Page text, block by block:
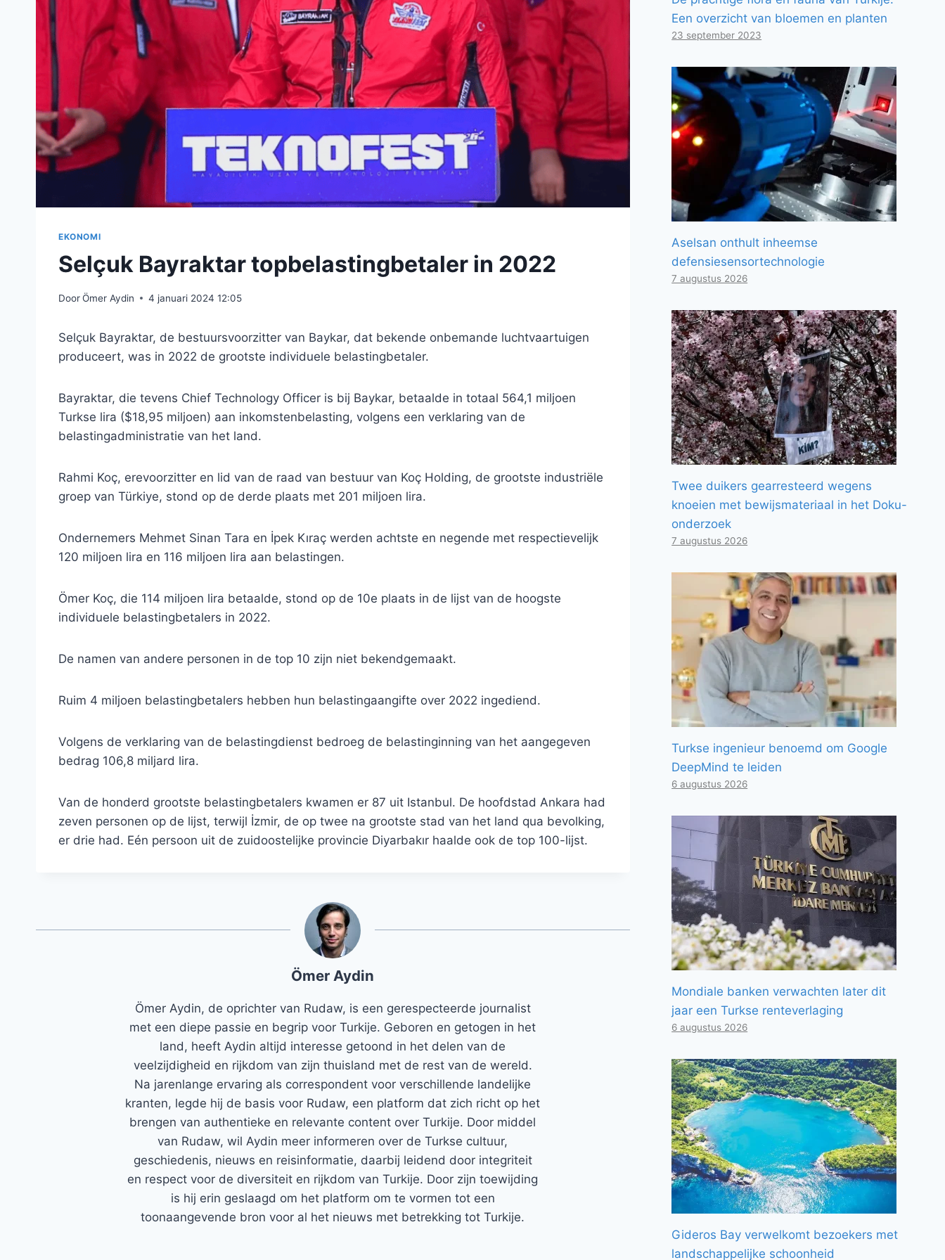
EKONOMI
Selçuk Bayraktar topbelastingbetaler in 2022
DoorÖmer Aydin 4 januari 2024 12:05
Selçuk Bayraktar, de bestuursvoorzitter van Baykar, dat bekende onbemande luchtvaartuigen
produceert, was in 2022 de grootste individuele belastingbetaler.
Bayraktar, die tevens Chief Technology Officer is bij Baykar, betaalde in totaal 564,1 miljoen
Turkse lira ($18,95 miljoen) aan inkomstenbelasting, volgens een verklaring van de
belastingadministratie van het land.
Rahmi Koç, erevoorzitter en lid van de raad van bestuur van Koç Holding, de grootste industriële
groep van Türkiye, stond op de derde plaats met 201 miljoen lira.
Ondernemers Mehmet Sinan Tara en İpek Kıraç werden achtste en negende met respectievelijk
120 miljoen lira en 116 miljoen lira aan belastingen.
Ömer Koç, die 114 miljoen lira betaalde, stond op de 10e plaats in de lijst van de hoogste
individuele belastingbetalers in 2022.
De namen van andere personen in de top 10 zijn niet bekendgemaakt.
Ruim 4 miljoen belastingbetalers hebben hun belastingaangifte over 2022 ingediend.
Volgens de verklaring van de belastingdienst bedroeg de belastinginning van het aangegeven
bedrag 106,8 miljard lira.
Van de honderd grootste belastingbetalers kwamen er 87 uit Istanbul. De hoofdstad Ankara had
zeven personen op de lijst, terwijl İzmir, de op twee na grootste stad van het land qua bevolking,
er drie had. Eén persoon uit de zuidoostelijke provincie Diyarbakır haalde ook de top 100-lijst.
Ömer Aydin
Ömer Aydin, de oprichter van Rudaw, is een gerespecteerde journalist
met een diepe passie en begrip voor Turkije. Geboren en getogen in het
land, heeft Aydin altijd interesse getoond in het delen van de
veelzijdigheid en rijkdom van zijn thuisland met de rest van de wereld.
Na jarenlange ervaring als correspondent voor verschillende landelijke
kranten, legde hij de basis voor Rudaw, een platform dat zich richt op het
brengen van authentieke en relevante content over Turkije. Door middel
van Rudaw, wil Aydin meer informeren over de Turkse cultuur,
geschiedenis, nieuws en reisinformatie, daarbij leidend door integriteit
en respect voor de diversiteit en rijkdom van Turkije. Door zijn toewijding
is hij erin geslaagd om het platform om te vormen tot een
toonaangevende bron voor al het nieuws met betrekking tot Turkije.
Een overzicht van bloemen en planten
23 september 2023
Aselsan onthult inheemse
defensiesensortechnologie
7 augustus 2026
Twee duikers gearresteerd wegens
knoeien met bewijsmateriaal in het Doku-
onderzoek
7 augustus 2026
Turkse ingenieur benoemd om Google
DeepMind te leiden
6 augustus 2026
Mondiale banken verwachten later dit
jaar een Turkse renteverlaging
6 augustus 2026
Gideros Bay verwelkomt bezoekers met
landschappelijke schoonheid